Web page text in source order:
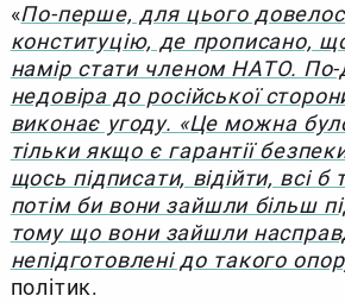
«По-перше, для цього
конституцію, де прописано,
намір стати членом НАТО. По-
недовіра до російської
виконає угоду. «Це можна
тільки якщо є гарантії
щось підписати, відійти, всі
потім би вони зайшли більш
тому що вони зайшли
непідготовлені до такого
політик.